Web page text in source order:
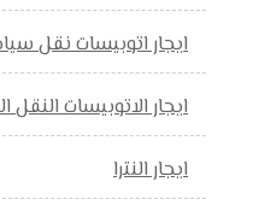
ايجار اتوبيسات نقل
ايجار الاتوبيسات النقل
ايجار النترا